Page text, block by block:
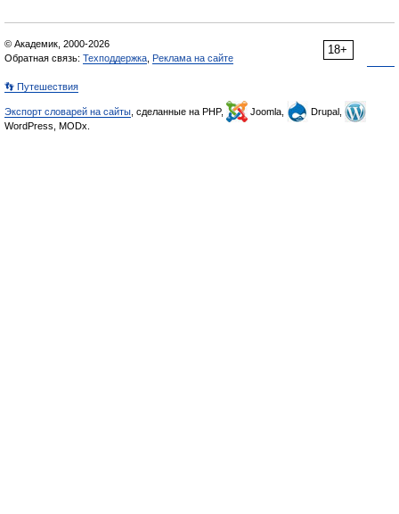
18+
© Академик, 2000-2026
Обратная связь: Техподдержка Реклама на сайте
👣 Путешествия
Экспорт словарей на сайты , сделанные на PHP, Joomla,
Drupal,
WordPress, MODx.